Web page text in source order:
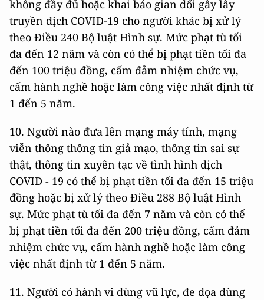
không đầy đủ hoặc khai báo gian dối gây lây
truyền dịch COVID-19 cho người khác bị xử lý
theo Điều 240 Bộ luật Hình sự. Mức phạt tù tối
đa đến 12 năm và còn có thể bị phạt tiền tối đa
đến 100 triệu đồng, cấm đảm nhiệm chức vụ,
cấm hành nghề hoặc làm công việc nhất định từ
1 đến 5 năm.
10. Người nào đưa lên mạng máy tính, mạng
viễn thông thông tin giả mạo, thông tin sai sự
thật, thông tin xuyên tạc về tình hình dịch
COVID - 19 có thể bị phạt tiền tối đa đến 15 triệu
đồng hoặc bị xử lý theo Điều 288 Bộ luật Hình
sự. Mức phạt tù tối đa đến 7 năm và còn có thể
bị phạt tiền tối đa đến 200 triệu đồng, cấm đảm
nhiệm chức vụ, cấm hành nghề hoặc làm công
việc nhất định từ 1 đến 5 năm.
11. Người có hành vi dùng vũ lực, đe dọa dùng